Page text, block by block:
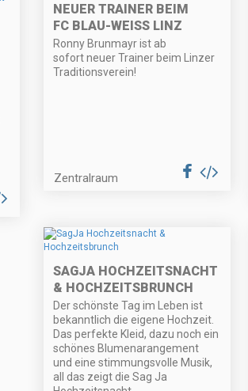
NEUER TRAINER BEIM
FC BLAU-WEISS LINZ
Ronny Brunmayr ist ab
sofort neuer Trainer beim Linzer
Traditionsverein!
Zentralraum
SAGJA HOCHZEITSNACHT
& HOCHZEITSBRUNCH
Der schönste Tag im Leben ist
bekanntlich die eigene Hochzeit.
Das perfekte Kleid, dazu noch ein
schönes Blumenarangement
und eine stimmungsvolle Musik,
all das zeigt die Sag Ja